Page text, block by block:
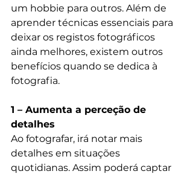
um hobbie para outros. Além de
aprender técnicas essenciais para
deixar os registos fotográficos
ainda melhores, existem outros
benefícios quando se dedica à
fotografia.
1 – Aumenta a perceção de
detalhes
Ao fotografar, irá notar mais
detalhes em situações
quotidianas. Assim poderá captar